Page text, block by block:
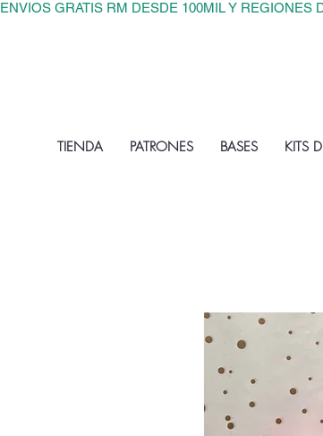
ENVIOS GRATIS RM DESDE 100MIL Y REGIONES
TIENDA PATRONES BASES KITS